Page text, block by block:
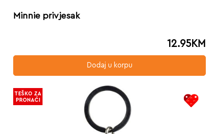
Minnie privjesak
12.95KM
Dodaj u korpu
TEŠKO ZA
PRONAĆI